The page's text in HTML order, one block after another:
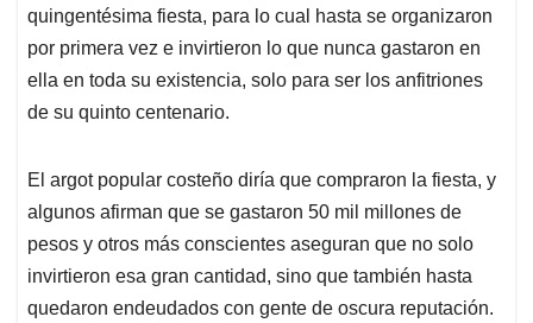
quingentésima fiesta, para lo cual hasta se organizaron
por primera vez e invirtieron lo que nunca gastaron en
ella en toda su existencia, solo para ser los anfitriones
de su quinto centenario.
El argot popular costeño diría que compraron la fiesta, y
algunos afirman que se gastaron 50 mil millones de
pesos y otros más conscientes aseguran que no solo
invirtieron esa gran cantidad, sino que también hasta
quedaron endeudados con gente de oscura reputación.